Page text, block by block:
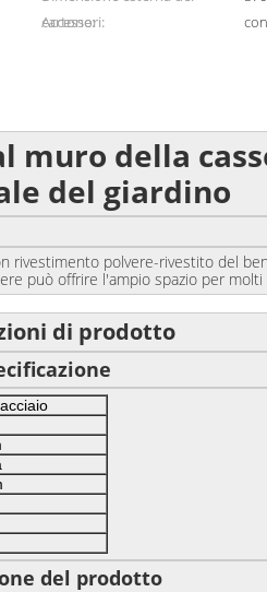
cartone:
Accessori:
muro della
del giardino
polvere-rivestito del
può offrire l'ampio spazio per
di prodotto
del prodotto